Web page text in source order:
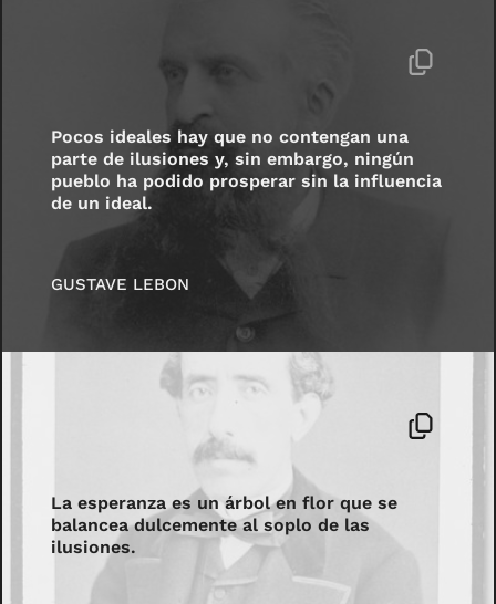
Pocos ideales hay que no contengan una
parte de ilusiones y, sin embargo, ningún
pueblo ha podido prosperar sin la influencia
de un ideal.
GUSTAVE LEBON
La esperanza es un árbol en flor que se
balancea dulcemente al soplo de las
ilusiones.